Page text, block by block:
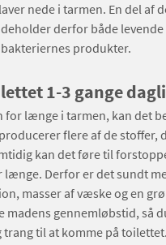
nede i tarmen. En del af
derfor både levende
produkter.
1-3 gange
for længe i tarmen, kan det
flere af de stoffer,
kan det føre til
længe. Derfor er det sundt
masser af væske og en
madens gennemløbstid, så
til at komme på toilettet.